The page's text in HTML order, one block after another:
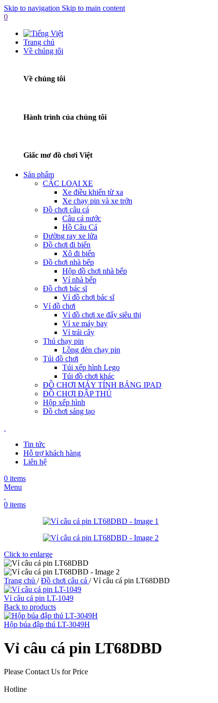
Skip to navigation Skip to main content
0
Trang chủ
Về chúng tôi
Về chúng tôi
Hành trình của chúng tôi
Giấc mơ đồ chơi Việt
Sản phẩm
CÁC LOẠI XE
Xe điều khiển từ xa
Xe chạy pin và xe trớn
Đồ chơi câu cá
Câu cá nước
Hồ Câu Cá
Đường ray xe lửa
Đồ chơi đi biển
Xô đi biển
Đồ chơi nhà bếp
Hộp đồ chơi nhà bếp
Vỉ nhà bếp
Đồ chơi bác sĩ
Vỉ đồ chơi bác sĩ
Vỉ đồ chơi
Vỉ đồ chơi xe đẩy siêu thị
Vỉ xe máy bay
Vỉ trái cây
Thú chạy pin
Lồng đèn chạy pin
Túi đồ chơi
Túi xếp hình Lego
Túi đồ chơi khác
ĐỒ CHƠI MÁY TÍNH BẢNG IPAD
ĐỒ CHƠI ĐẬP THÚ
Hộp xếp hình
Đồ chơi sáng tạo
Tin tức
Hỗ trợ khách hàng
Liên hệ
0 items
Menu
0 items
Click to enlarge
Trang chủ / Đồ chơi câu cá / Vỉ câu cá pin LT68DBD
Vỉ câu cá pin LT-1049
Back to products
Hộp búa đập thú LT-3049H
Vỉ câu cá pin LT68DBD
Please Contact Us for Price
Hotline